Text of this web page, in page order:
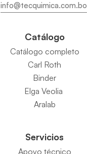
info@tecquimica.com.bo
Catálogo
Catálogo completo
Carl Roth
Binder
Elga Veolia
Aralab
Servicios
Apoyo técnico